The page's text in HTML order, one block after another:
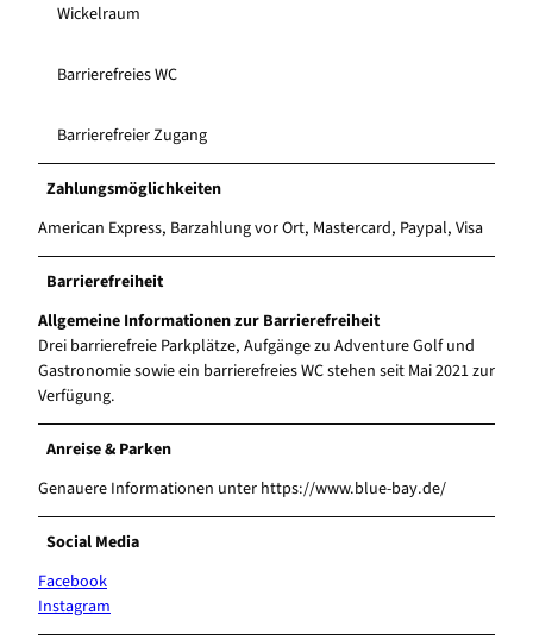
Wickelraum
Barrierefreies WC
Barrierefreier Zugang
Zahlungsmöglichkeiten
American Express, Barzahlung vor Ort, Mastercard, Paypal, Visa
Barrierefreiheit
Allgemeine Informationen zur Barrierefreiheit
Drei barrierefreie Parkplätze, Aufgänge zu Adventure Golf und
Gastronomie sowie ein barrierefreies WC stehen seit Mai 2021 zur
Verfügung.
Anreise & Parken
Genauere Informationen unter https://www.blue-bay.de/
Social Media
Facebook
Instagram